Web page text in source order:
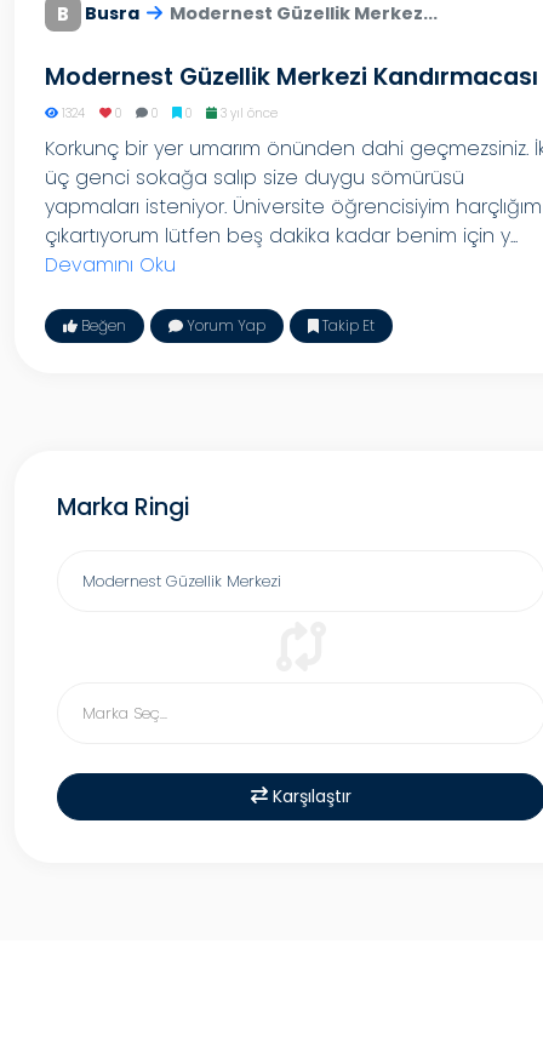
B Busra Modernest Güzellik Merkez...
Modernest Güzellik Merkezi Kandırmacası
1324 0 0 0 3 yıl önce
Korkunç bir yer umarım önünden dahi geçmezsiniz.
üç genci sokağa salıp size duygu sömürüsü
yapmaları isteniyor. Üniversite öğrencisiyim
çıkartıyorum lütfen beş dakika kadar benim için y...
Devamını Oku
Beğen Yorum Yap Takip Et
Marka Ringi
Karşılaştır